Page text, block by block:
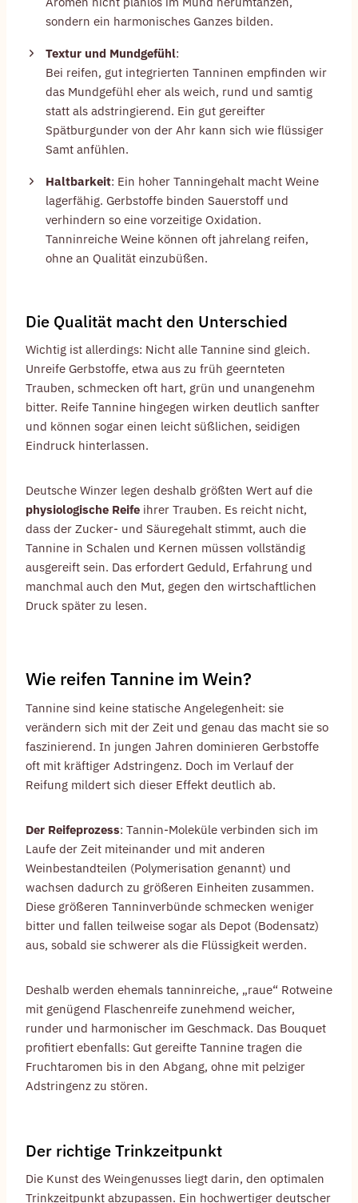
sondern ein harmonisches Ganzes bilden.
Textur und Mundgefühl:
Bei reifen, gut integrierten Tanninen empfinden wir
das Mundgefühl eher als weich, rund und samtig
statt als adstringierend. Ein gut gereifter
Spätburgunder von der Ahr kann sich wie flüssiger
Samt anfühlen.
Haltbarkeit: Ein hoher Tanningehalt macht Weine
lagerfähig. Gerbstoffe binden Sauerstoff und
verhindern so eine vorzeitige Oxidation.
Tanninreiche Weine können oft jahrelang reifen,
ohne an Qualität einzubüßen.
Die Qualität macht den Unterschied
Wichtig ist allerdings: Nicht alle Tannine sind gleich.
Unreife Gerbstoffe, etwa aus zu früh geernteten
Trauben, schmecken oft hart, grün und unangenehm
bitter. Reife Tannine hingegen wirken deutlich sanfter
und können sogar einen leicht süßlichen, seidigen
Eindruck hinterlassen.
Deutsche Winzer legen deshalb größten Wert auf die
physiologische Reife ihrer Trauben. Es reicht nicht,
dass der Zucker- und Säuregehalt stimmt, auch die
Tannine in Schalen und Kernen müssen vollständig
ausgereift sein. Das erfordert Geduld, Erfahrung und
manchmal auch den Mut, gegen den wirtschaftlichen
Druck später zu lesen.
Wie reifen Tannine im Wein?
Tannine sind keine statische Angelegenheit: sie
verändern sich mit der Zeit und genau das macht sie so
faszinierend. In jungen Jahren dominieren Gerbstoffe
oft mit kräftiger Adstringenz. Doch im Verlauf der
Reifung mildert sich dieser Effekt deutlich ab.
Der Reifeprozess: Tannin-Moleküle verbinden sich im
Laufe der Zeit miteinander und mit anderen
Weinbestandteilen (Polymerisation genannt) und
wachsen dadurch zu größeren Einheiten zusammen.
Diese größeren Tanninverbünde schmecken weniger
bitter und fallen teilweise sogar als Depot (Bodensatz)
aus, sobald sie schwerer als die Flüssigkeit werden.
Deshalb werden ehemals tanninreiche, „raue“ Rotweine
mit genügend Flaschenreife zunehmend weicher,
runder und harmonischer im Geschmack. Das Bouquet
profitiert ebenfalls: Gut gereifte Tannine tragen die
Fruchtaromen bis in den Abgang, ohne mit pelziger
Adstringenz zu stören.
Der richtige Trinkzeitpunkt
Die Kunst des Weingenusses liegt darin, den optimalen
Trinkzeitpunkt abzupassen. Ein hochwertiger deutscher